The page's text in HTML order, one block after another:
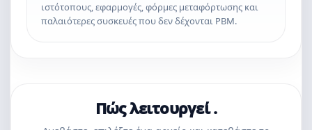
ιστότοπους, εφαρμογές, φόρμες μεταφόρτωσης και
παλαιότερες συσκευές που δεν δέχονται PBM.
Πώς λειτουργεί .